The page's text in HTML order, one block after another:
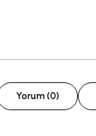
Yorum (0)